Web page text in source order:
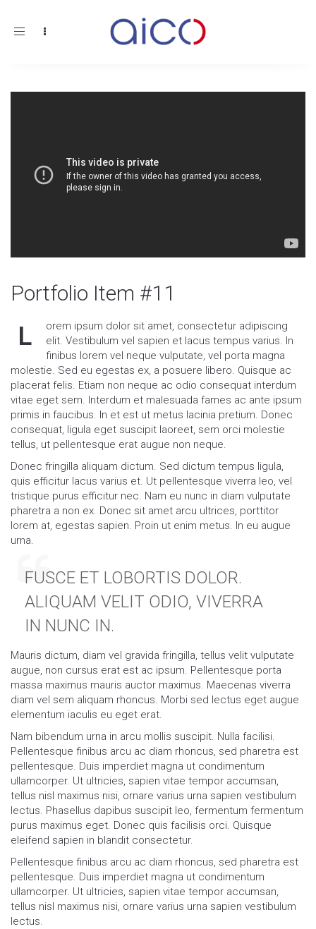
Toggle
Portfolio Item #11
L
orem ipsum dolor sit amet, consectetur adipiscing
elit. Vestibulum vel sapien et lacus tempus varius. In
finibus lorem vel neque vulputate, vel porta magna
molestie. Sed eu egestas ex, a posuere libero. Quisque ac
placerat felis. Etiam non neque ac odio consequat interdum
vitae eget sem. Interdum et malesuada fames ac ante ipsum
primis in faucibus. In et est ut metus lacinia pretium. Donec
consequat, ligula eget suscipit laoreet, sem orci molestie
tellus, ut pellentesque erat augue non neque.
Donec fringilla aliquam dictum. Sed dictum tempus ligula,
quis efficitur lacus varius et. Ut pellentesque viverra leo, vel
tristique purus efficitur nec. Nam eu nunc in diam vulputate
pharetra a non ex. Donec sit amet arcu ultrices, porttitor
lorem at, egestas sapien. Proin ut enim metus. In eu augue
urna.
FUSCE ET LOBORTIS DOLOR.
ALIQUAM VELIT ODIO, VIVERRA
IN NUNC IN.
Mauris dictum, diam vel gravida fringilla, tellus velit vulputate
augue, non cursus erat est ac ipsum. Pellentesque porta
massa maximus mauris auctor maximus. Maecenas viverra
diam vel sem aliquam rhoncus. Morbi sed lectus eget augue
elementum iaculis eu eget erat.
Nam bibendum urna in arcu mollis suscipit. Nulla facilisi.
Pellentesque finibus arcu ac diam rhoncus, sed pharetra est
pellentesque. Duis imperdiet magna ut condimentum
ullamcorper. Ut ultricies, sapien vitae tempor accumsan,
tellus nisl maximus nisi, ornare varius urna sapien vestibulum
lectus. Phasellus dapibus suscipit leo, fermentum fermentum
purus maximus eget. Donec quis facilisis orci. Quisque
eleifend sapien in blandit consectetur.
Pellentesque finibus arcu ac diam rhoncus, sed pharetra est
pellentesque. Duis imperdiet magna ut condimentum
ullamcorper. Ut ultricies, sapien vitae tempor accumsan,
tellus nisl maximus nisi, ornare varius urna sapien vestibulum
lectus.